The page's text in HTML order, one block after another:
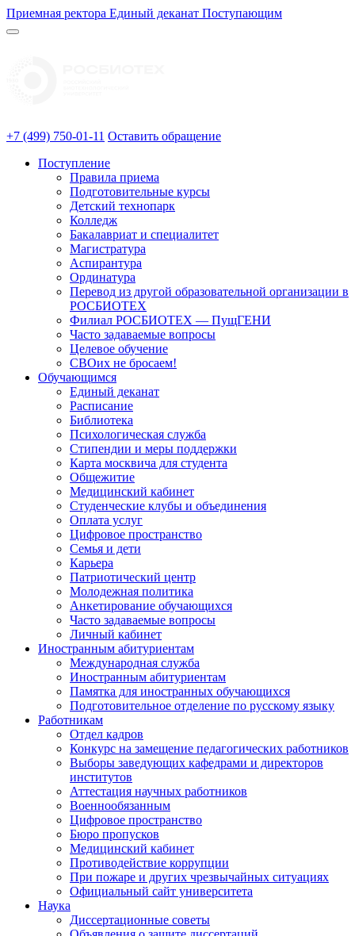
Приемная ректора Единый деканат Поступающим
+7 (499) 750-01-11 Оставить обращение
Поступление
Правила приема
Подготовительные курсы
Детский технопарк
Колледж
Бакалавриат и специалитет
Магистратура
Аспирантура
Ординатура
Перевод из другой образовательной организации в
РОСБИОТЕХ
Филиал РОСБИОТЕХ — ПущГЕНИ
Часто задаваемые вопросы
Целевое обучение
СВОих не бросаем!
Обучающимся
Единый деканат
Расписание
Библиотека
Психологическая служба
Стипендии и меры поддержки
Карта москвича для студента
Общежитие
Медицинский кабинет
Студенческие клубы и объединения
Оплата услуг
Цифровое пространство
Семья и дети
Карьера
Патриотический центр
Молодежная политика
Анкетирование обучающихся
Часто задаваемые вопросы
Личный кабинет
Иностранным абитуриентам
Международная служба
Иностранным абитуриентам
Памятка для иностранных обучающихся
Подготовительное отделение по русскому языку
Работникам
Отдел кадров
Конкурс на замещение педагогических работников
Выборы заведующих кафедрами и директоров
институтов
Аттестация научных работников
Военнообязанным
Цифровое пространство
Бюро пропусков
Медицинский кабинет
Противодействие коррупции
При пожаре и других чрезвычайных ситуациях
Официальный сайт университета
Наука
Диссертационные советы